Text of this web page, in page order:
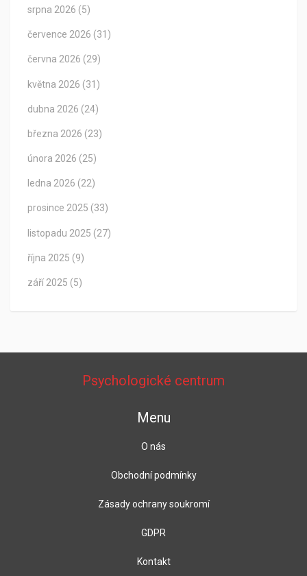
srpna 2026 (5)
července 2026 (31)
června 2026 (29)
května 2026 (31)
dubna 2026 (24)
března 2026 (23)
února 2026 (25)
ledna 2026 (22)
prosince 2025 (33)
listopadu 2025 (27)
října 2025 (9)
září 2025 (5)
Psychologické centrum
Menu
O nás
Obchodní podmínky
Zásady ochrany soukromí
GDPR
Kontakt